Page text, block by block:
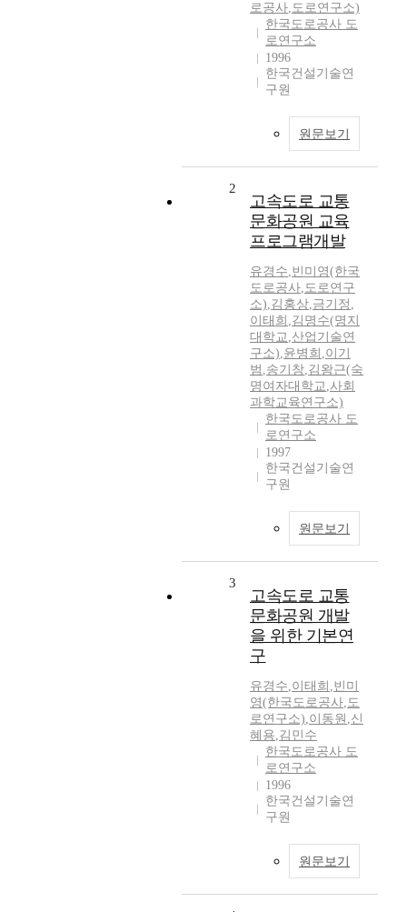
로공사,도로연구소)
한국도로공사 도
로연구소
1996
한국건설기술연
구원
원문보기
2
고속도로 교통
문화공원 교육
프로그램개발
유경수,빈미영(한국
도로공사,도로연구
소),김홍상,금기정 ,
이태희 ,김명수(명지
대학교,산업기술연
구소),윤병희 ,이기
범 ,송기창,김왕근(숙
명여자대학교,사회
과학교육연구소)
한국도로공사 도
로연구소
1997
한국건설기술연
구원
원문보기
3
고속도로 교통
문화공원 개발
을 위한 기본연
구
유경수,이태희 ,빈미
영(한국도로공사,도
로연구소),이동원 ,신
혜용,김민수
한국도로공사 도
로연구소
1996
한국건설기술연
구원
원문보기